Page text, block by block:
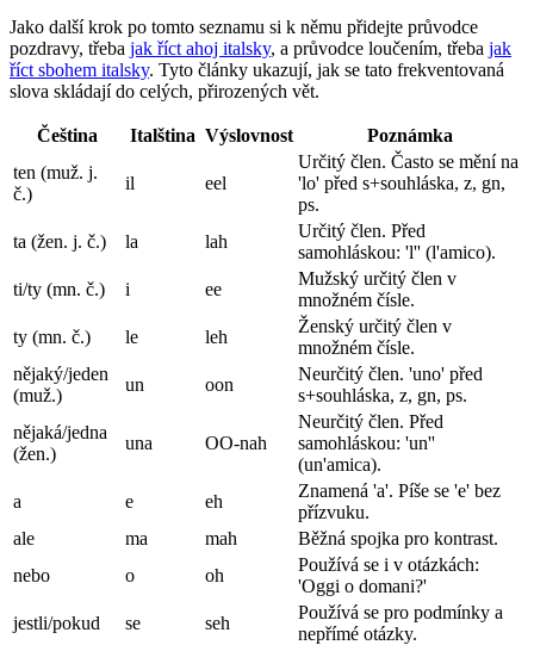
Jako další krok po tomto seznamu si k němu přidejte průvodce
pozdravy, třeba jak říct ahoj italsky, a průvodce loučením, třeba jak
říct sbohem italsky. Tyto články ukazují, jak se tato frekventovaná
slova skládají do celých, přirozených vět.
Čeština Italština Výslovnost
Poznámka
ten (muž. j.
č.)
il eel
Určitý člen. Často se mění na
'lo' před s+souhláska, z, gn,
ps.
ta (žen. j. č.)
la lah
Určitý člen. Před
samohláskou: 'l'' (l'amico).
ti/ty (mn. č.)
i ee
Mužský určitý člen v
množném čísle.
ty (mn. č.)
le leh
Ženský určitý člen v
množném čísle.
nějaký/jeden
(muž.)
un oon
Neurčitý člen. 'uno' před
s+souhláska, z, gn, ps.
nějaká/jedna
(žen.)
una OO-nah
Neurčitý člen. Před
samohláskou: 'un''
(un'amica).
a
e eh
Znamená 'a'. Píše se 'e' bez
přízvuku.
ale
ma mah
Běžná spojka pro kontrast.
nebo
o oh
Používá se i v otázkách:
'Oggi o domani?'
jestli/pokud
se seh
Používá se pro podmínky a
nepřímé otázky.